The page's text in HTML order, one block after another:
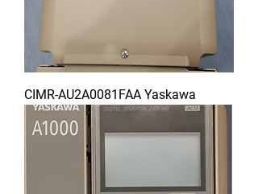
CIMR-AU2A0081FAA Yaskawa